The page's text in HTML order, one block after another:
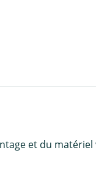
et du matériel